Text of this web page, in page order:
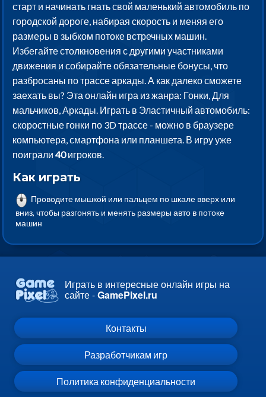
старт и начинать гнать свой маленький автомобиль по
городской дороге, набирая скорость и меняя его
размеры в зыбком потоке встречных машин.
Избегайте столкновения с другими участниками
движения и собирайте обязательные бонусы, что
разбросаны по трассе аркады. А как далеко сможете
заехать вы? Эта онлайн игра из жанра: Гонки, Для
мальчиков, Аркады. Играть в Эластичный автомобиль:
скоростные гонки по 3D трассе - можно в браузере
компьютера, смартфона или планшета. В игру уже
поиграли40игроков.
Как играть
Проводите мышкой или пальцем по шкале вверх или
вниз, чтобы разгонять и менять размеры авто в потоке
машин
Играть в интересные онлайн игры на
сайте -GamePixel.ru
Контакты
Разработчикам игр
Политика конфиденциальности